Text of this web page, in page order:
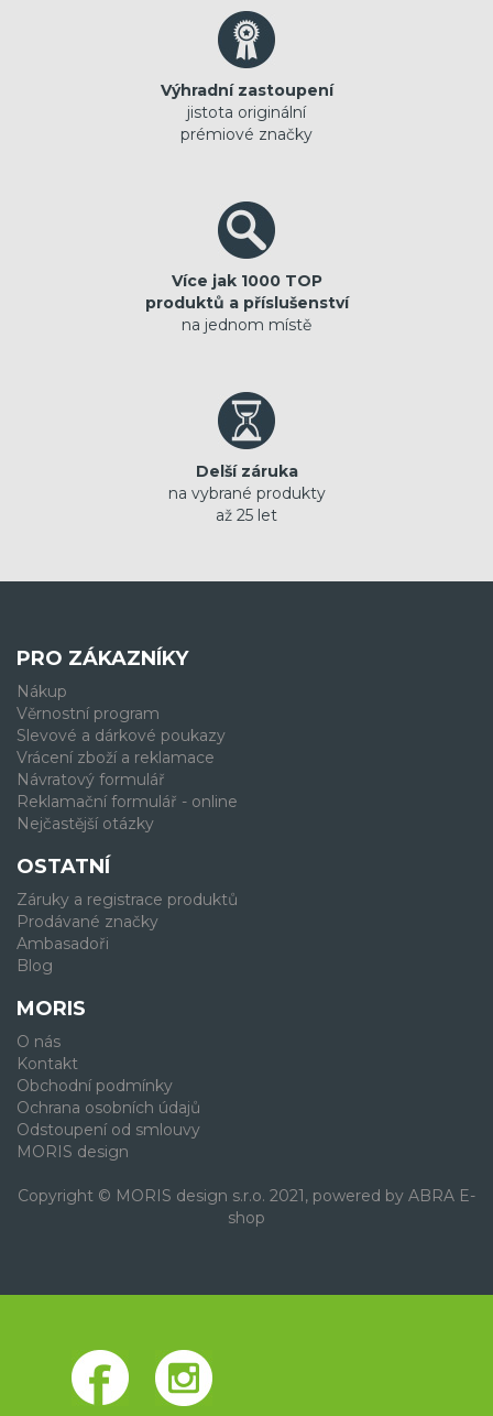
Výhradní zastoupení
jistota originální
prémiové značky
Více jak 1000 TOP
produktů a příslušenství
na jednom místě
Delší záruka
na vybrané produkty
až 25 let
PRO ZÁKAZNÍKY
Nákup
Věrnostní program
Slevové a dárkové poukazy
Vrácení zboží a reklamace
Návratový formulář
Reklamační formulář - online
Nejčastější otázky
OSTATNÍ
Záruky a registrace produktů
Prodávané značky
Ambasadoři
Blog
MORIS
O nás
Kontakt
Obchodní podmínky
Ochrana osobních údajů
Odstoupení od smlouvy
MORIS design
Copyright © MORIS design s.r.o. 2021, powered by ABRA E-
shop